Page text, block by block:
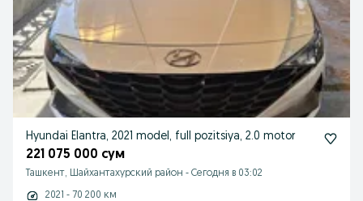
Hyundai Elantra, 2021 model, full pozitsiya, 2.0 motor
221 075 000 сум
Ташкент, Шайхантахурский район - Сегодня в 03:02
2021 - 70 200 км